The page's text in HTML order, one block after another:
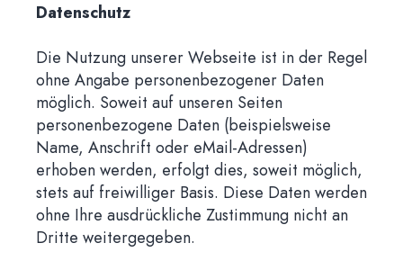
Datenschutz
Die Nutzung unserer Webseite ist in der Regel
ohne Angabe personenbezogener Daten
möglich. Soweit auf unseren Seiten
personenbezogene Daten (beispielsweise
Name, Anschrift oder eMail-Adressen)
erhoben werden, erfolgt dies, soweit möglich,
stets auf freiwilliger Basis. Diese Daten werden
ohne Ihre ausdrückliche Zustimmung nicht an
Dritte weitergegeben.